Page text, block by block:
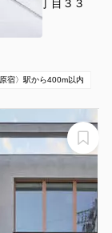
宮前６丁目３３
宿〉駅から400m以内
チ液晶モ